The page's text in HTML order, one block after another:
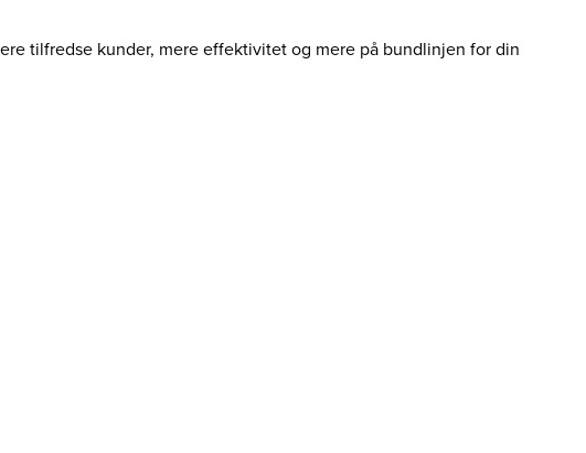
tilfredse kunder, mere effektivitet og mere på bundlinjen for din